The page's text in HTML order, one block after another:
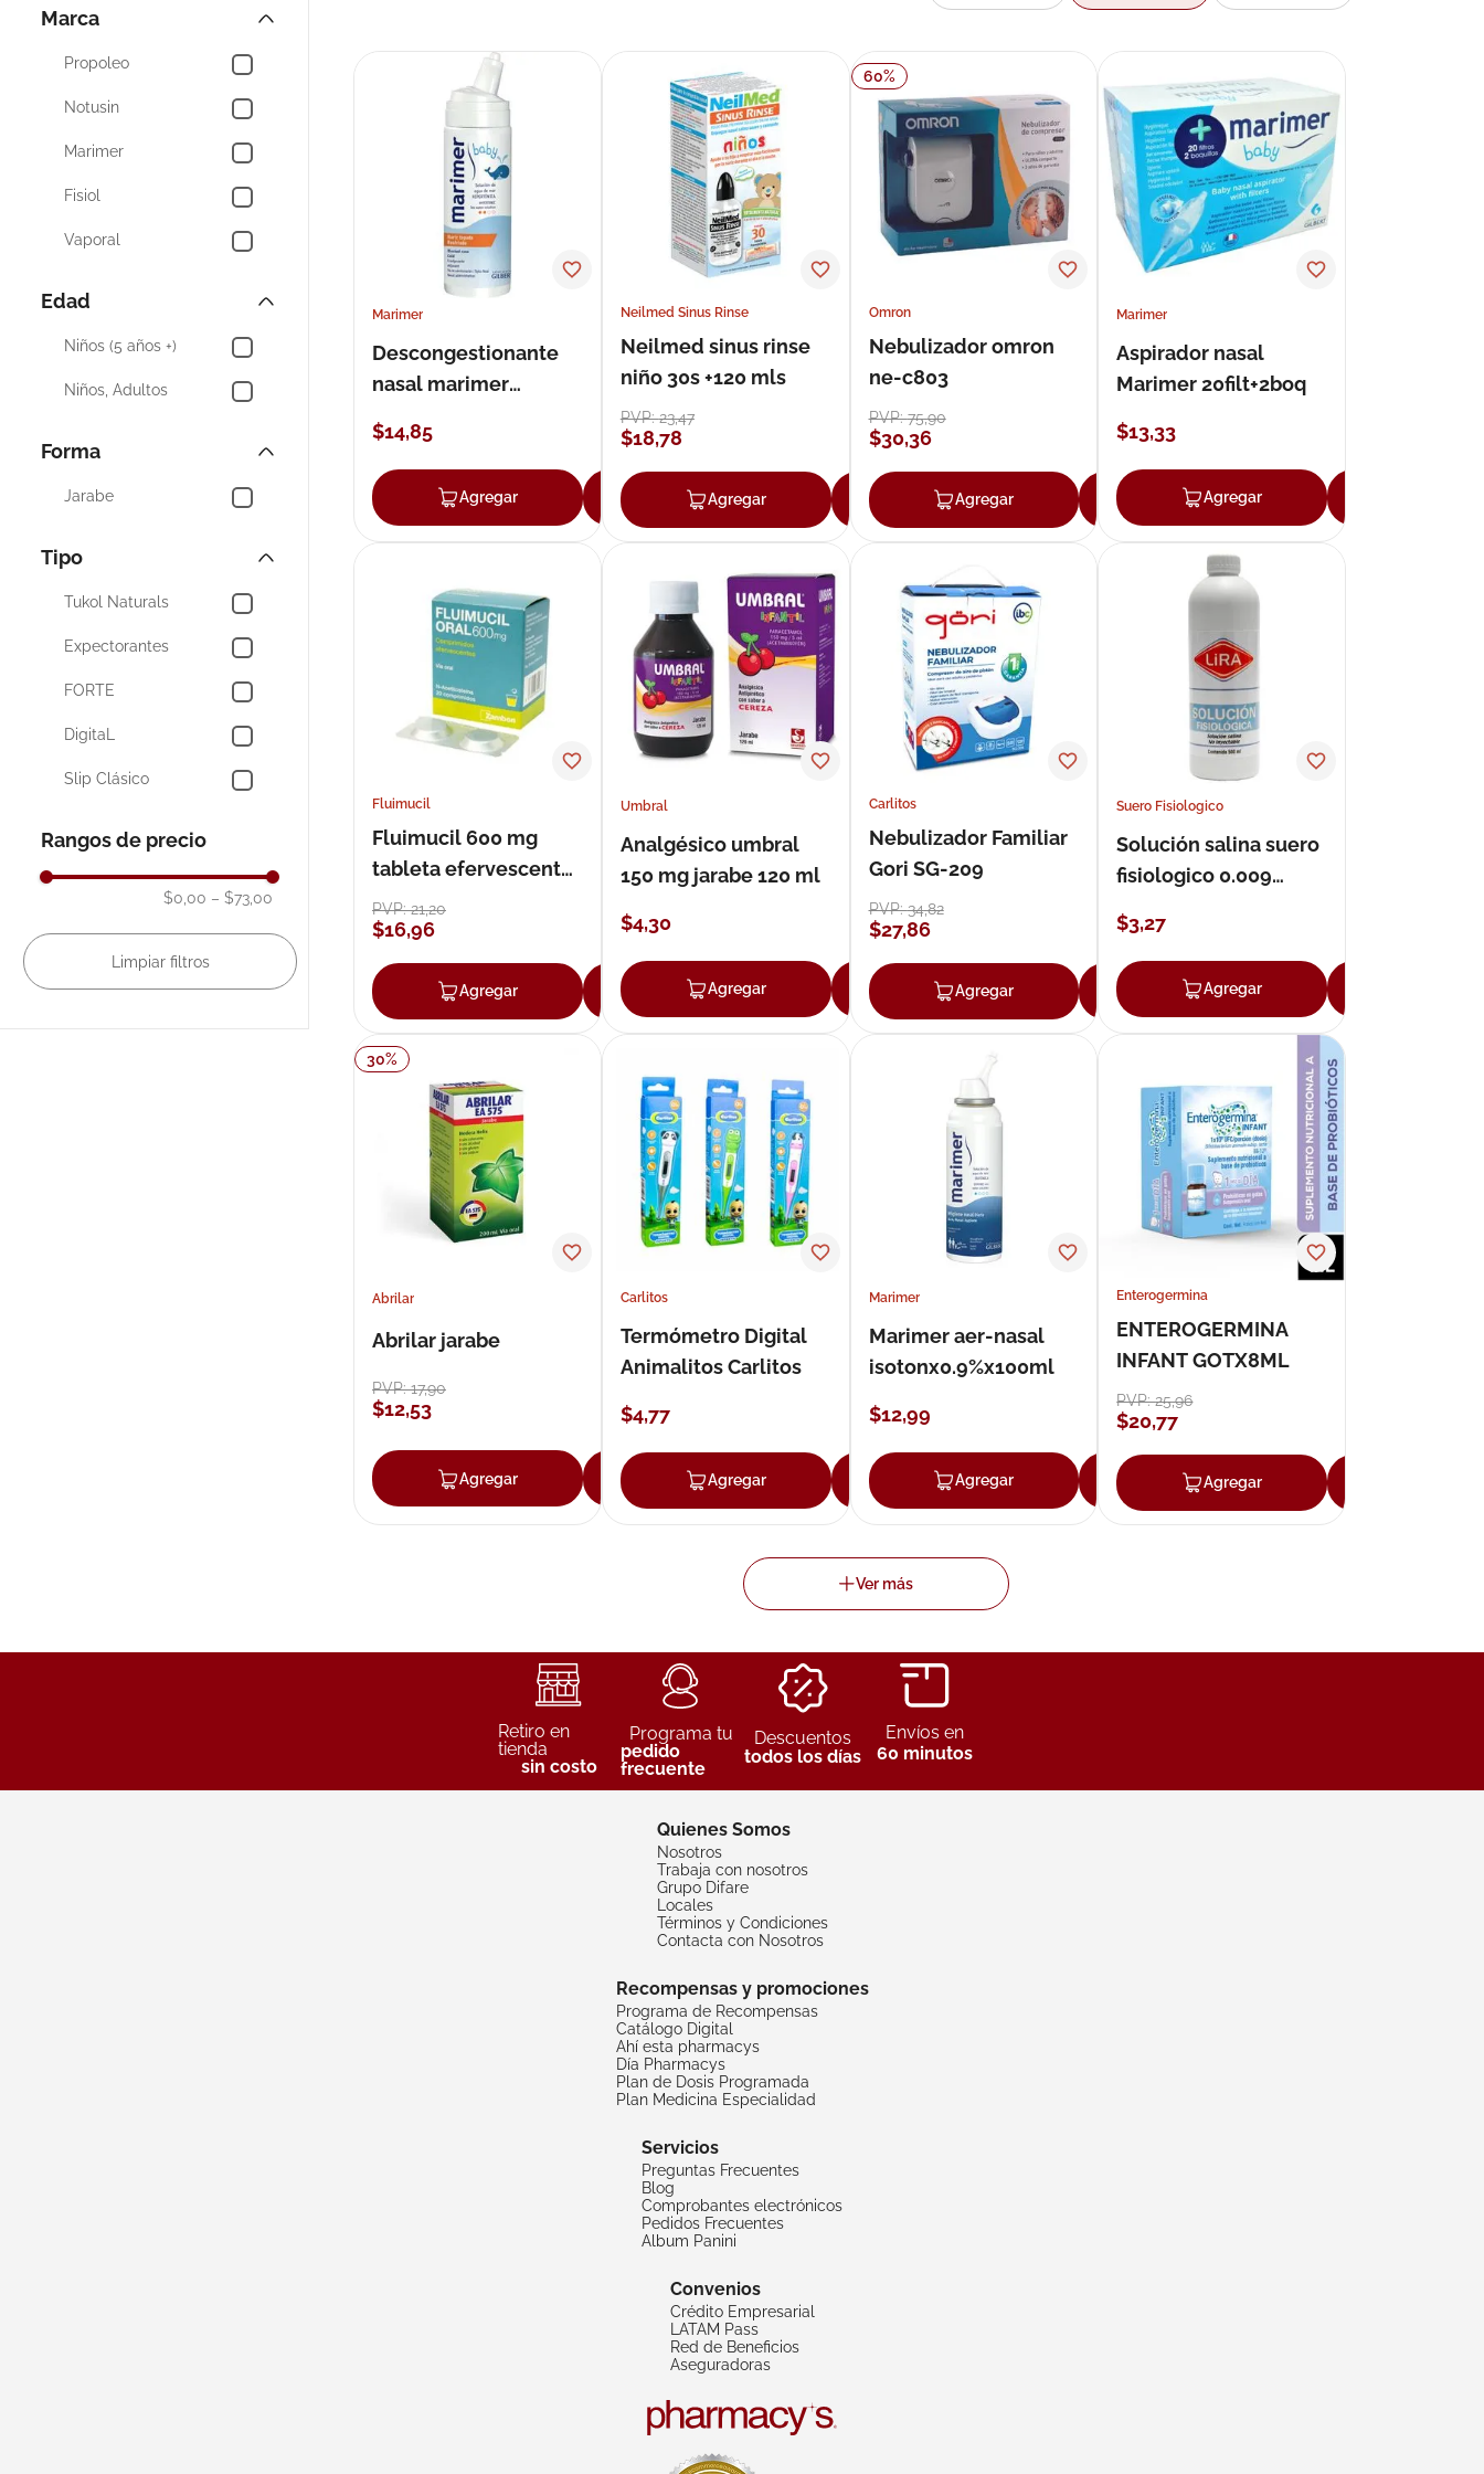
Niños
Niños
Marca
Propoleo
Notusin
Marimer
Fisiol
Vaporal
Vick
Mostrar 98 más
Edad
Niños (5 años +)
Niños, Adultos
Forma
Jarabe
Tipo
Tukol Naturals
Expectorantes
FORTE
DigitaL
Slip Clásico
Nutricional
Rangos de precio
$0,00 – $73,00
Marimer
Descongestionante
nasal marimer
$14,85
Agregar Agregar
Neilmed Sinus Rinse
Neilmed sinus rinse
niño 30s +120 mls
PVP:23,47
$18,78
Agregar Agregar
60%
Omron
Nebulizador omron
ne-c803
PVP:75,90
$30,36
Agregar Agregar
Marimer
Aspirador nasal
Marimer 20filt+2boq
$13,33
Agregar
Fluimucil
Fluimucil 600 mg
tableta efervescente
x 20
PVP:21,20
$16,96
Agregar Agregar
Umbral
Analgésico umbral
150 mg jarabe 120 ml
$4,30
Agregar Agregar
Carlitos
Nebulizador Familiar
Gori SG-209
PVP:34,82
$27,86
Agregar Agregar
Suero Fisiologico
Solución salina suero
fisiologico 0.009
$3,27
Agregar
30%
Abrilar
Abrilar jarabe
PVP:17,90
$12,53
Agregar Agregar
Carlitos
Termómetro Digital
Animalitos Carlitos
$4,77
Agregar Agregar
Marimer
Marimer aer-nasal
isotonx0.9%x100ml
$12,99
Agregar Agregar
Enterogermina
ENTEROGERMINA
INFANT GOTX8ML
PVP:25,96
$20,77
Agregar
Retiro en
tienda
sin costo
Programa tu
pedido
frecuente
Descuentos
todos los días
Envíos en
60 minutos
Quienes Somos
Nosotros
Trabaja con nosotros
Grupo Difare
Locales
Términos y Condiciones
Contacta con Nosotros
Recompensas y promociones
Programa de Recompensas
Catálogo Digital
Ahí esta pharmacys
Día Pharmacys
Plan de Dosis Programada
Plan Medicina Especialidad
Servicios
Preguntas Frecuentes
Blog
Comprobantes electrónicos
Pedidos Frecuentes
Album Panini
Convenios
Crédito Empresarial
LATAM Pass
Red de Beneficios
Aseguradoras